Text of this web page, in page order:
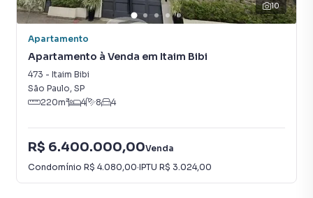
10
Apartamento
Apartamento à Venda em Itaim Bibi
473 - Itaim Bibi
São Paulo, SP
220m² 4 8 4
R$ 6.400.000,00Venda
Condomínio R$ 4.080,00·IPTU R$ 3.024,00